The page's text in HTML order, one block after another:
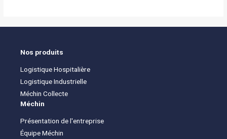
Nos produits
Logistique Hospitalière
Logistique Industrielle
Méchin Collecte
Méchin
Présentation de l'entreprise
Équipe Méchin